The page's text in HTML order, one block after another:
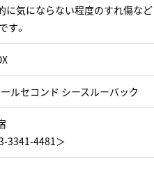
に気にならない程度のすれ傷など
す。
ルセコンド シースルーバック
3341-4481＞